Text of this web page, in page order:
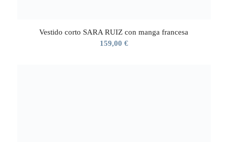
Vestido corto SARA RUIZ con manga francesa
159,00 €